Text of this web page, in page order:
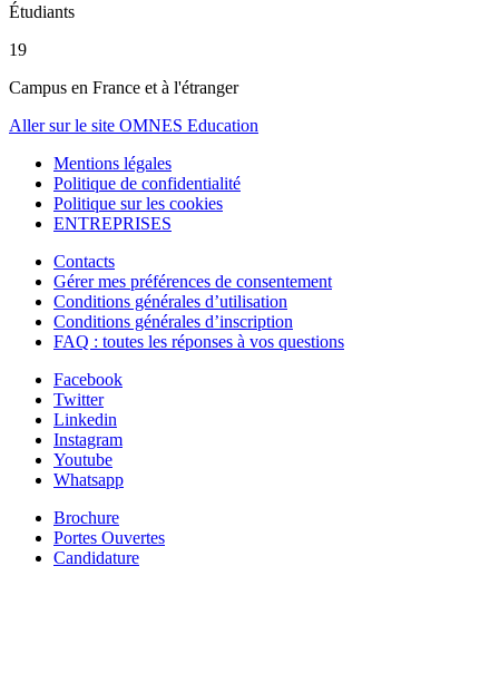
Étudiants
19
Campus en France et à l'étranger
Aller sur le site OMNES Education
Mentions légales
Politique de confidentialité
Politique sur les cookies
ENTREPRISES
Contacts
Gérer mes préférences de consentement
Conditions générales d’utilisation
Conditions générales d’inscription
FAQ : toutes les réponses à vos questions
Facebook
Twitter
Linkedin
Instagram
Youtube
Whatsapp
Brochure
Portes Ouvertes
Candidature